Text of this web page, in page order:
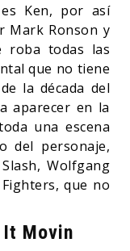
Ken, por así
Mark Ronson y
roba todas las
que no tiene
la década del
aparecer en la
una escena
del personaje,
Wolfgang
que no
It Movin